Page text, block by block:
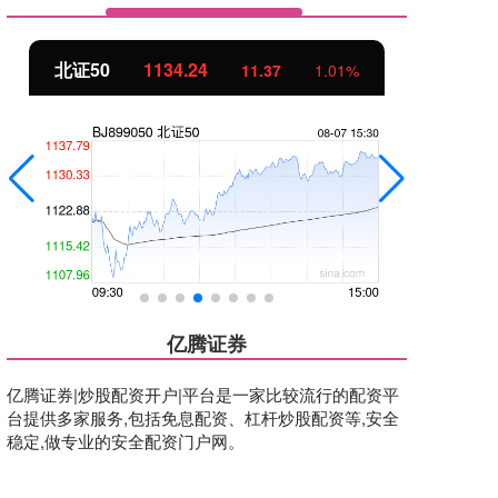
北证50 1134.24 11.37 1.01%
亿腾证券
亿腾证券|炒股配资开户|平台是一家比较流行的配资平
台提供多家服务,包括免息配资、杠杆炒股配资等,安全
稳定,做专业的安全配资门户网。